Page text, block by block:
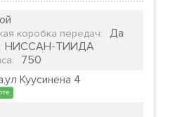
коробка передач: Да
НИССАН-ТИИДА
:
750
Куусинена 4